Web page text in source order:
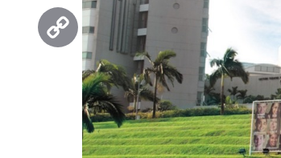
Threads
Copy
Link